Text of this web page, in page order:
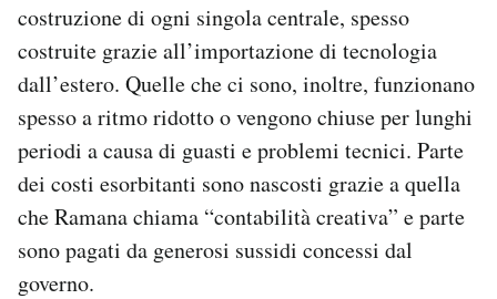
costruzione di ogni singola centrale, spesso
costruite grazie all’importazione di tecnologia
dall’estero. Quelle che ci sono, inoltre, funzionano
spesso a ritmo ridotto o vengono chiuse per lunghi
periodi a causa di guasti e problemi tecnici. Parte
dei costi esorbitanti sono nascosti grazie a quella
che Ramana chiama “contabilità creativa” e parte
sono pagati da generosi sussidi concessi dal
governo.